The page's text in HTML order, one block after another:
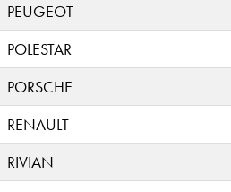
PEUGEOT
POLESTAR
PORSCHE
RENAULT
RIVIAN